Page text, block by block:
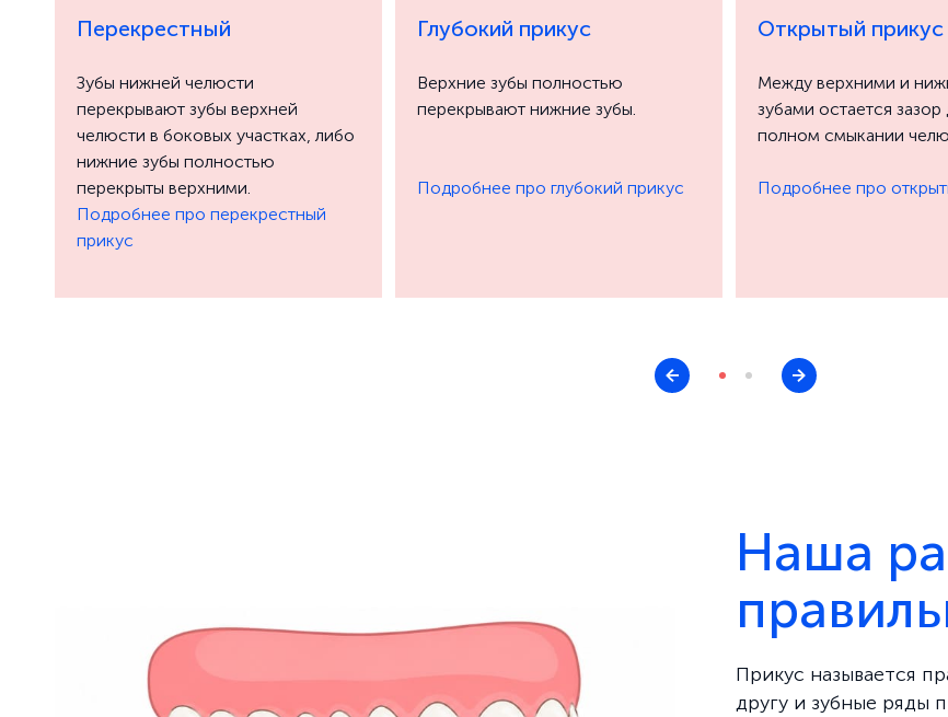
Перекрестный
Зубы нижней челюсти
перекрывают зубы верхней
челюсти в боковых участках, либо
нижние зубы полностью
перекрыты верхними.
Подробнее про перекрестный
прикус
Глубокий прикус
Верхние зубы полностью
перекрывают нижние зубы.
Подробнее про глубокий прикус
Открытый прикус
Между верхними и
зубами остается
полном смыкании
Подробнее про
Наша
Прикус называется
другу и зубные ряды